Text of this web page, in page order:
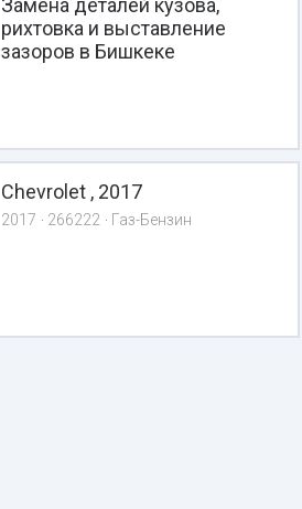
Замена деталей кузова,
рихтовка и выставление
зазоров в Бишкеке
Chevrolet , 2017
2017 266222 Газ-Бензин